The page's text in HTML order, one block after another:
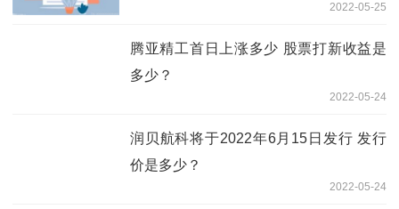
2022-05-25
腾亚精工首日上涨多少 股票打新收益是
多少？
2022-05-24
润贝航科将于2022年6月15日发行 发行
价是多少？
2022-05-24